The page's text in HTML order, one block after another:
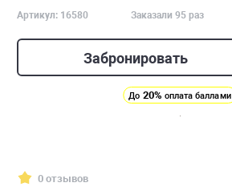
Артикул: 16580 Заказали 95 раз
Забронировать
До 20% оплата баллами
0 отзывов